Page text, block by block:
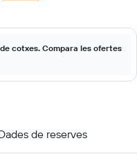
cotxes. Compara les ofertes
de reserves